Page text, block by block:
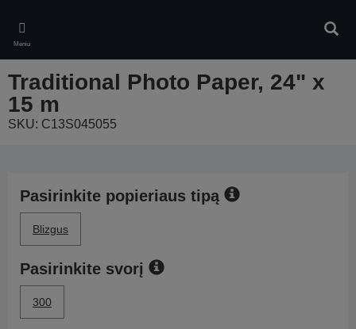
main
content
Meniu
Traditional Photo Paper, 24" x
15 m
SKU: C13S045055
Pasirinkite popieriaus tipą
Blizgus
Pasirinkite svorį
300